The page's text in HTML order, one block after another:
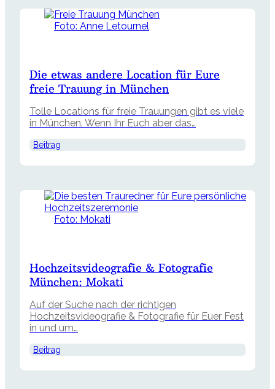
Foto: Anne Letournel
Die etwas andere Location für Eure
freie Trauung in München
Tolle Locations für freie Trauungen gibt es viele
in München. Wenn Ihr Euch aber das…
Beitrag
Foto: Mokati
Hochzeitsvideografie & Fotografie
München: Mokati
Auf der Suche nach der richtigen
Hochzeitsvideografie & Fotografie für Euer Fest
in und um…
Beitrag